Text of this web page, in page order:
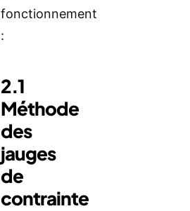
fonctionnement
:
2.1
Méthode
des
jauges
de
contrainte